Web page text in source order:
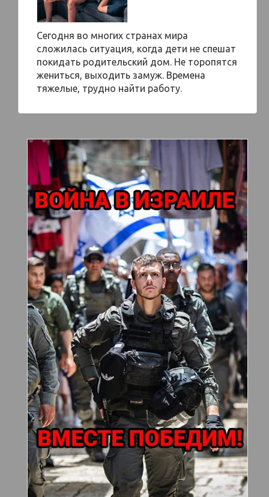
Сегодня во многих странах мира
сложилась ситуация, когда дети не спешат
покидать родительский дом. Не торопятся
жениться, выходить замуж. Времена
тяжелые, трудно найти работу.